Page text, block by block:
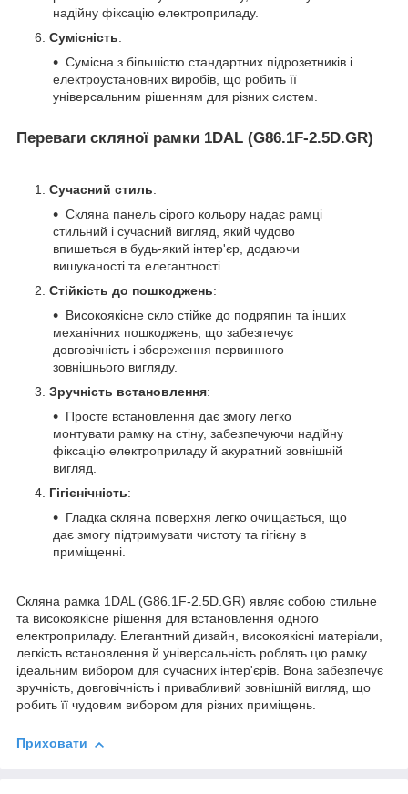
надійну фіксацію електроприладу.
Сумісність:
Сумісна з більшістю стандартних підрозетників і
електроустановних виробів, що робить її
універсальним рішенням для різних систем.
Переваги скляної рамки 1DAL (G86.1F-2.5D.GR)
Сучасний стиль:
Скляна панель сірого кольору надає рамці
стильний і сучасний вигляд, який чудово
впишеться в будь-який інтер'єр, додаючи
вишуканості та елегантності.
Стійкість до пошкоджень:
Високоякісне скло стійке до подряпин та інших
механічних пошкоджень, що забезпечує
довговічність і збереження первинного
зовнішнього вигляду.
Зручність встановлення:
Просте встановлення дає змогу легко
монтувати рамку на стіну, забезпечуючи надійну
фіксацію електроприладу й акуратний зовнішній
вигляд.
Гігієнічність:
Гладка скляна поверхня легко очищається, що
дає змогу підтримувати чистоту та гігієну в
приміщенні.
Скляна рамка 1DAL (G86.1F-2.5D.GR) являє собою стильне
та високоякісне рішення для встановлення одного
електроприладу. Елегантний дизайн, високоякісні матеріали,
легкість встановлення й універсальність роблять цю рамку
ідеальним вибором для сучасних інтер'єрів. Вона забезпечує
зручність, довговічність і привабливий зовнішній вигляд, що
робить її чудовим вибором для різних приміщень.
Приховати